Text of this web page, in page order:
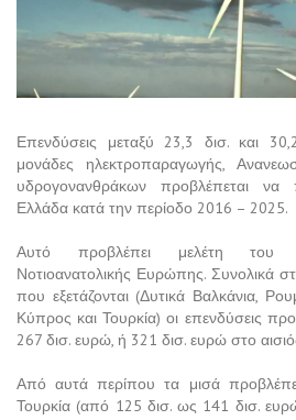
Επενδύσεις μεταξύ 23,3 δισ. και
μονάδες ηλεκτροπαραγωγής,
υδρογονανθράκων προβλέπεται να
Ελλάδα κατά την περίοδο 2016 – 2025.
Αυτό προβλέπει μελέτη του
Νοτιοανατολικής Ευρώπης. Συνολικά
που εξετάζονται (Δυτικά Βαλκάνια,
Κύπρος και Τουρκία) οι επενδύσεις
267 δισ. ευρώ, ή 321 δισ. ευρώ στο
Από αυτά περίπου τα μισά
Τουρκία (από 125 δισ. ως 141 δισ.